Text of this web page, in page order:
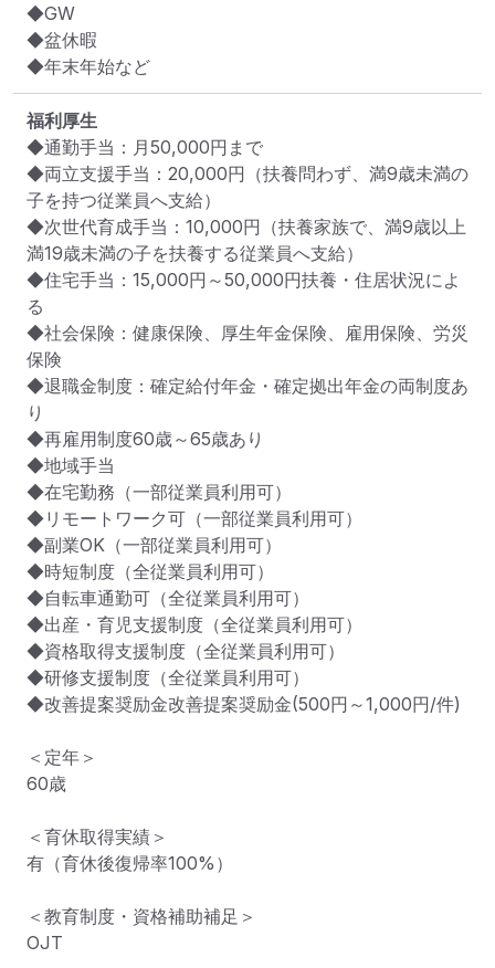
◆GW
◆盆休暇
◆年末年始など
福利厚生
◆通勤手当：月50,000円まで
◆両立支援手当：20,000円（扶養問わず、満9歳未満の
子を持つ従業員へ支給）
◆次世代育成手当：10,000円（扶養家族で、満9歳以上
満19歳未満の子を扶養する従業員へ支給）
◆住宅手当：15,000円～50,000円扶養・住居状況によ
る
◆社会保険：健康保険、厚生年金保険、雇用保険、労災
保険
◆退職金制度：確定給付年金・確定拠出年金の両制度あ
り
◆再雇用制度60歳～65歳あり
◆地域手当
◆在宅勤務（一部従業員利用可）
◆リモートワーク可（一部従業員利用可）
◆副業OK（一部従業員利用可）
◆時短制度（全従業員利用可）
◆自転車通勤可（全従業員利用可）
◆出産・育児支援制度（全従業員利用可）
◆資格取得支援制度（全従業員利用可）
◆研修支援制度（全従業員利用可）
◆改善提案奨励金改善提案奨励金(500円～1,000円/件)
＜定年＞
60歳
＜育休取得実績＞
有（育休後復帰率100%）
＜教育制度・資格補助補足＞
OJT